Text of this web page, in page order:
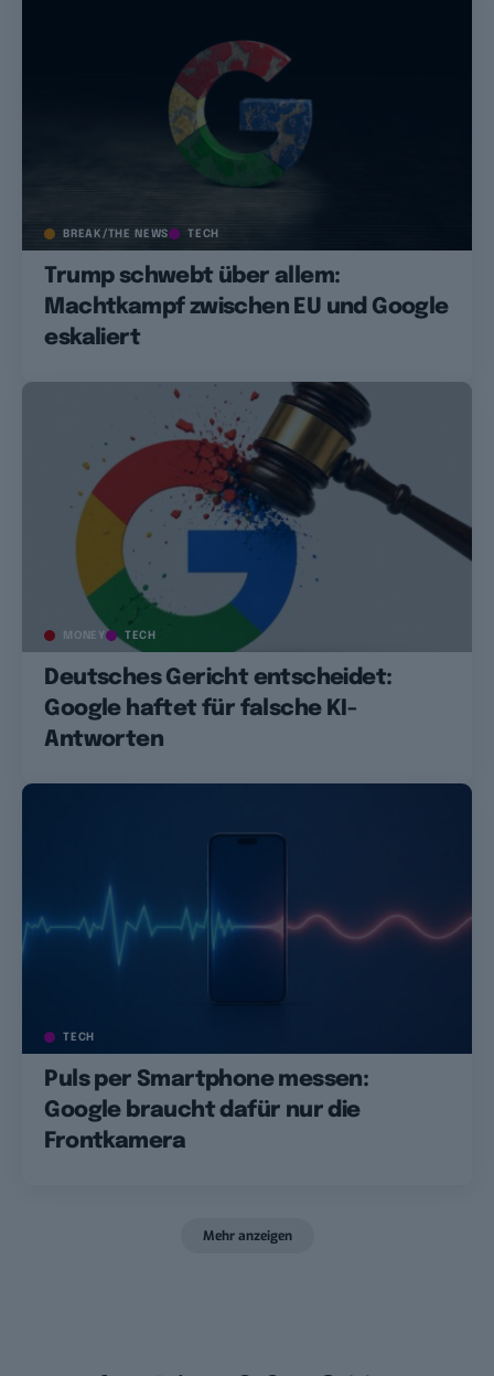
BREAK/THE NEWS TECH
Trump schwebt über allem:
Machtkampf zwischen EU und Google
eskaliert
MONEY TECH
Deutsches Gericht entscheidet:
Google haftet für falsche KI-
Antworten
TECH
Puls per Smartphone messen:
Google braucht dafür nur die
Frontkamera
Mehr anzeigen